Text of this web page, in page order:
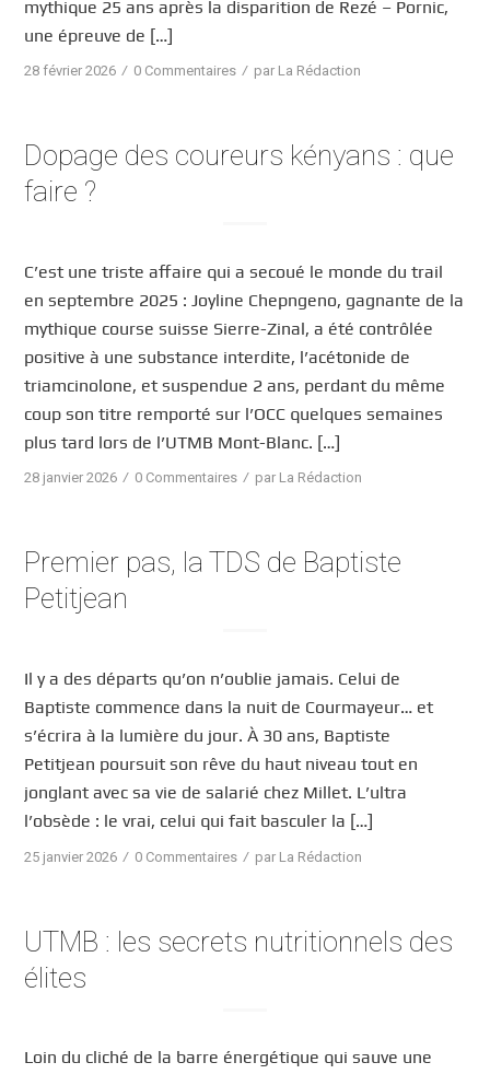
mythique 25 ans après la disparition de Rezé – Pornic,
une épreuve de […]
28 février 2026 / 0 Commentaires / par La Rédaction
Dopage des coureurs kényans : que
faire ?
C’est une triste affaire qui a secoué le monde du trail
en septembre 2025 : Joyline Chepngeno, gagnante de la
mythique course suisse Sierre-Zinal, a été contrôlée
positive à une substance interdite, l’acétonide de
triamcinolone, et suspendue 2 ans, perdant du même
coup son titre remporté sur l’OCC quelques semaines
plus tard lors de l’UTMB Mont-Blanc. […]
28 janvier 2026 / 0 Commentaires / par La Rédaction
Premier pas, la TDS de Baptiste
Petitjean
Il y a des départs qu’on n’oublie jamais. Celui de
Baptiste commence dans la nuit de Courmayeur… et
s’écrira à la lumière du jour. À 30 ans, Baptiste
Petitjean poursuit son rêve du haut niveau tout en
jonglant avec sa vie de salarié chez Millet. L’ultra
l’obsède : le vrai, celui qui fait basculer la […]
25 janvier 2026 / 0 Commentaires / par La Rédaction
UTMB : les secrets nutritionnels des
élites
Loin du cliché de la barre énergétique qui sauve une